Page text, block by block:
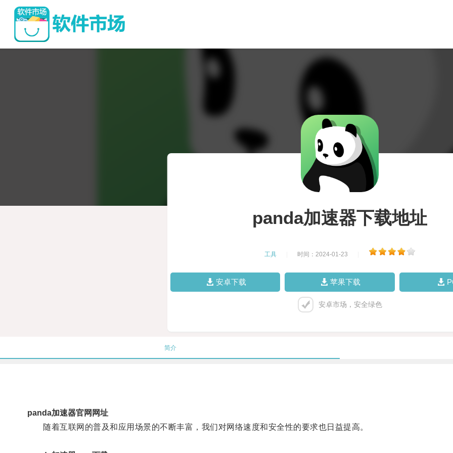
panda加速器下载地址
工具 时间：2024-01-23
安卓下载 苹果下载
安卓市场，安全绿色
简介
panda加速器官网网址
随着互联网的普及和应用场景的不断丰富，我们对网络速度和安全性的要求也日益提高。